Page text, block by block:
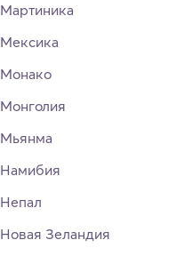
Мартиника
Мексика
Монако
Монголия
Мьянма
Намибия
Непал
Новая Зеландия